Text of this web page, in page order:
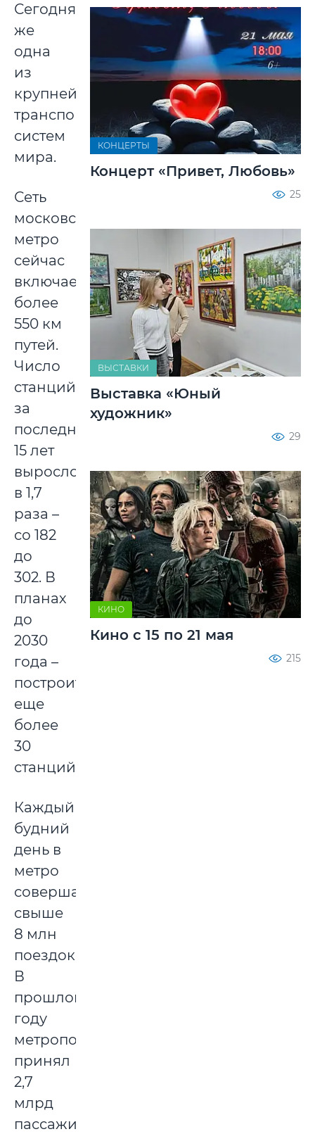
Сегодня
же
одна
из
крупнейших
транспортных
систем
мира.
Сеть
московского
метро
сейчас
включает
более
550 км
путей.
Число
станций
за
последние
15 лет
выросло
в 1,7
раза –
со 182
до
302. В
планах
до
2030
года –
построить
еще
более
30
станций.
Каждый
будний
день в
метро
совершают
свыше
8 млн
поездок.
В
прошлом
году
метрополитен
принял
2,7
млрд
пассажиров.
КОНЦЕРТЫ
Концерт «Привет, Любовь»
25
ВЫСТАВКИ
Выставка «Юный
художник»
29
КИНО
Кино с 15 по 21 мая
215